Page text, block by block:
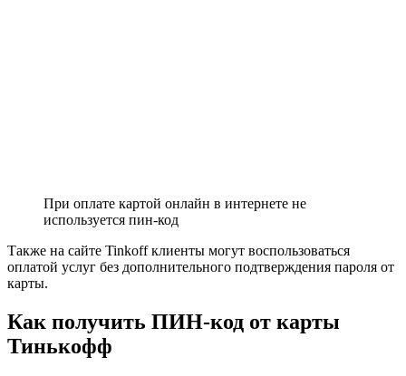
При оплате картой онлайн в интернете не
используется пин-код
Также на сайте Tinkoff клиенты могут воспользоваться
оплатой услуг без дополнительного подтверждения пароля от
карты.
Как получить ПИН-код от карты
Тинькофф